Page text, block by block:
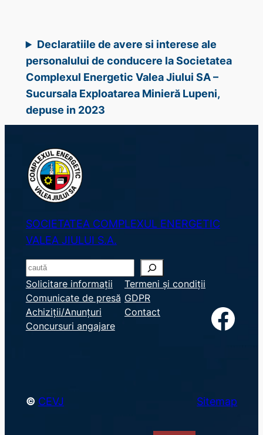
Declaratiile de avere si interese ale
personalului de conducere la Societatea
Complexul Energetic Valea Jiului SA –
Sucursala Exploatarea Minieră Lupeni,
depuse in 2023
SOCIETATEA COMPLEXUL ENERGETIC
VALEA JIULUI S.A.
S
e
a
r
c
Solicitare informații
Comunicate de presă
Achiziții/Anunțuri
Concursuri angajare
Termeni și condiții
GDPR
Contact
Facebook
© CEVJ Sitemap